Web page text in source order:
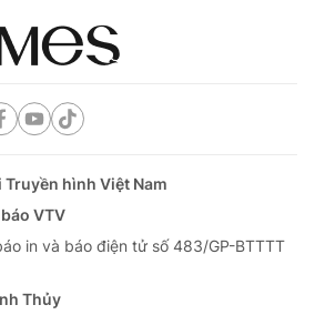
Truyền hình Việt Nam
VTV
in và báo điện tử số 483/GP-BTTTT
Thủy